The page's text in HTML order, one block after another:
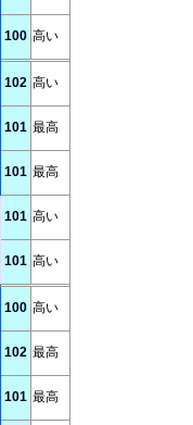
100 高い
102 高い
101 最高
101 最高
101 高い
101 高い
100 高い
102 最高
101 最高